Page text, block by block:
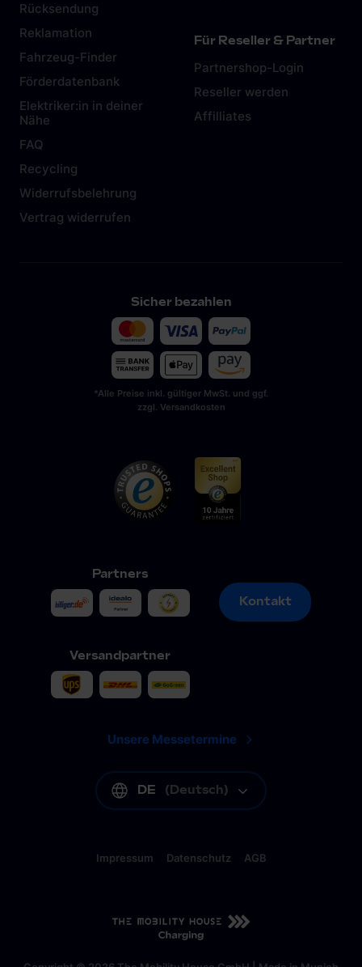
Rücksendung
Reklamation
Fahrzeug-Finder
Förderdatenbank
Elektriker:in in deiner
Nähe
FAQ
Recycling
Widerrufsbelehrung
Vertrag widerrufen
Für Reseller & Partner
Partnershop-Login
Reseller werden
Affilliates
Sicher bezahlen
*Alle Preise inkl. gültiger MwSt. und ggf.
zzgl. Versandkosten
Partners
Versandpartner
Kontakt
Kontakt
Unsere Messetermine
DE (Deutsch)
Impressum Datenschutz AGB